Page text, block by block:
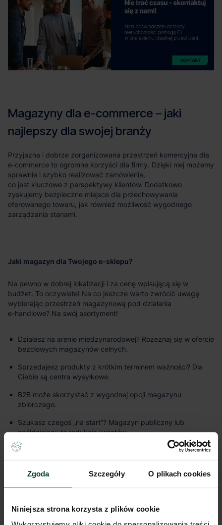
Zgoda Szczegóły O plikach cookies
Niniejsza strona korzysta z plików cookie
Jaki magazyn dla Twojego e-sklepu?
Działasz na arenie międzynarodowej? Rozeznaj się w ofercie
bezcłowych magazynów celnych.
Sprzedajesz produkty z krótkim terminem ważności? Dla
Ciebie są centra wysyłkowe.
B2B może skorzystać z wygodnej opcji magazynu
zbiorczego.
Szukasz czegoś „na start”? Magazyn publiczny lub
spółdzielczy to redukcja kosztów.